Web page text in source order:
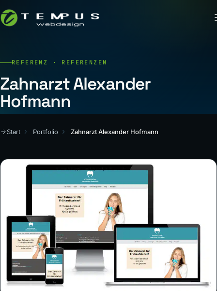
REFERENZ · REFERENZEN
Zahnarzt Alexander
Hofmann
Start Portfolio Zahnarzt Alexander Hofmann